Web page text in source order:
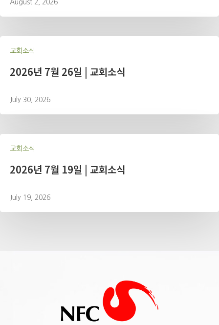
August 2, 2026
교회소식
2026년 7월 26일 | 교회소식
July 30, 2026
교회소식
2026년 7월 19일 | 교회소식
July 19, 2026